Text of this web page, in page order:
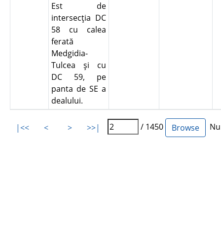
Est de
intersecţia DC
58 cu calea
ferată
Medgidia-
Tulcea şi cu
DC 59, pe
panta de SE a
dealului.
|<< < > >>| / 1450